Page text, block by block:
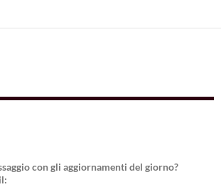
er
di
con gli aggiornamenti del giorno?